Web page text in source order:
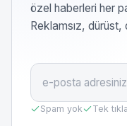
özel haberleri her
Reklamsız, dürüst,
Spam yok Tek